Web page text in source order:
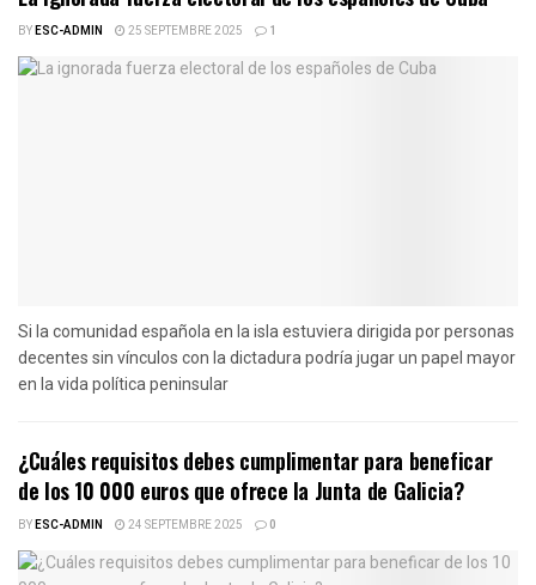
BYESC-ADMIN 25 SEPTEMBRE 2025 1
Si la comunidad española en la isla estuviera dirigida por personas
decentes sin vínculos con la dictadura podría jugar un papel mayor
en la vida política peninsular
¿Cuáles requisitos debes cumplimentar para beneficar
de los 10 000 euros que ofrece la Junta de Galicia?
BYESC-ADMIN 24 SEPTEMBRE 2025 0